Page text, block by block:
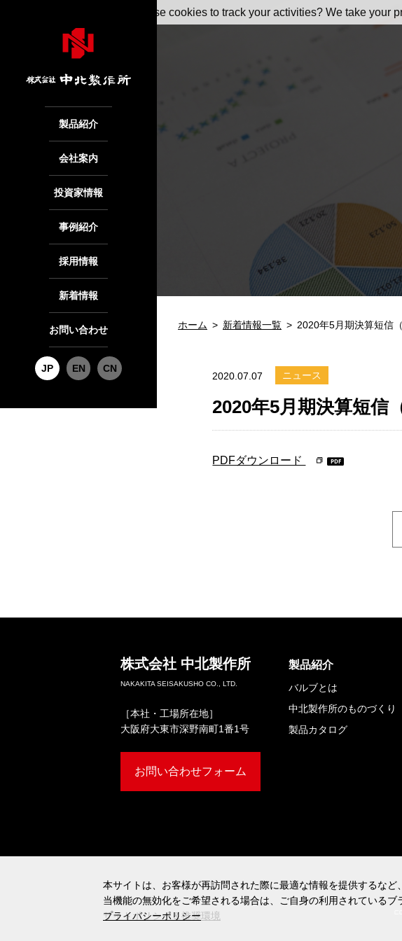
製品紹介
会社案内
投資家情報
事例紹介
採用情報
新着情報
お問い合わせ
JP EN CN
本サイトは、お客様が再訪問された際に最適な情報を提供するな
当機能の無効化をご希望される場合は、ご自身の利用されているブ
サイトポリシー＆推奨環境
ホーム 新着情報一覧 2020年5月期決算短信（
2020.07.07 ニュース
2020年5月期決算短信
PDFダウンロード
本サイトは、お客様が再訪問された際に最適な情報を提供するな
当機能の無効化をご希望される場合は、ご自身の利用されているブ
プライバシーポリシー
株式会社 中北製作所
NAKAKITA SEISAKUSHO CO., LTD.
［本社・工場所在地］
大阪府大東市深野南町1番1号
お問い合わせフォーム
製品紹介
バルブとは
中北製作所のものづくり
製品カタログ
May we use cookies to track your activities? We take